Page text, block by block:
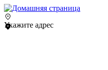
Укажите адрес